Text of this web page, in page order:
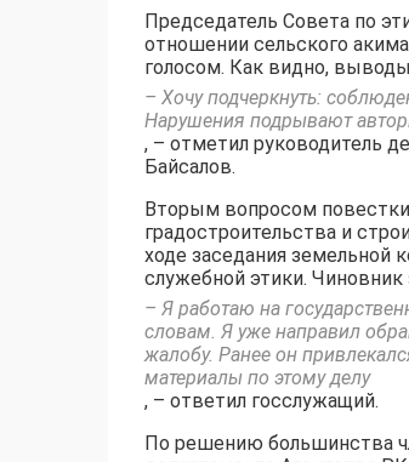
Председатель Совета по
отношении сельского
голосом. Как видно,
– Хочу подчеркнуть:
Нарушения подрывают
, – отметил руководитель
Байсалов.
Вторым вопросом повестки
градостроительства и
ходе заседания
служебной этики. Чиновник
– Я работаю на
словам. Я уже направил
жалобу. Ранее он
материалы по этому делу
, – ответил госслужащий.
По решению большинства